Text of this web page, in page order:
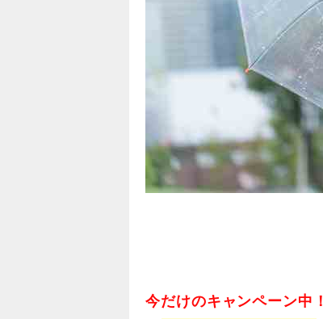
今だけのキャンペーン中！